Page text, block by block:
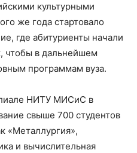
культурными
же года стартовало
где абитуриенты начали
чтобы в дальнейшем
программам вуза.
НИТУ МИСиС в
свыше 700 студентов
«Металлургия»,
и вычислительная